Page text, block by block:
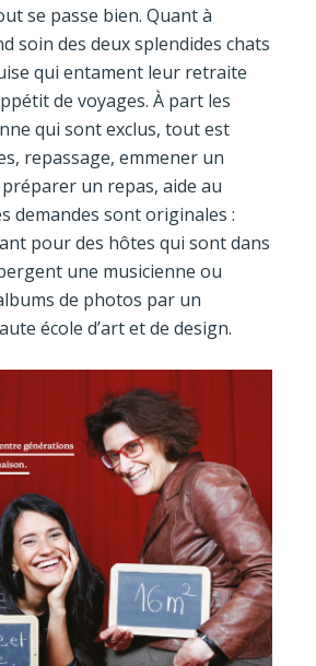
se passe bien. Quant à
soin des deux splendides chats
qui entament leur retraite
de voyages. À part les
qui sont exclus, tout est
repassage, emmener un
préparer un repas, aide au
demandes sont originales :
pour des hôtes qui sont dans
une musicienne ou
de photos par un
école d’art et de design.